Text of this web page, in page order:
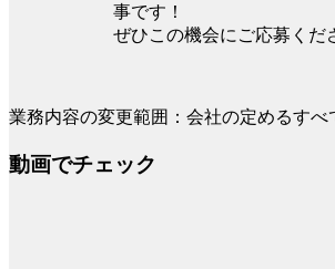
事です！
ぜひこの機会にご応募くだ
業務内容の変更範囲：会社の定めるすべ
動画でチェック